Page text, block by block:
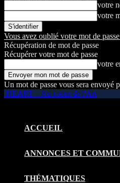
votre
votre
Vous avez oublié votre mot de
Récupération de mot de passe
Récupérer votre mot de passe
votre
Un mot de passe vous sera envoyé
HEART – Au coeur de l'Art
ACCUEIL
ANNONCES ET
THÉMATIQUES